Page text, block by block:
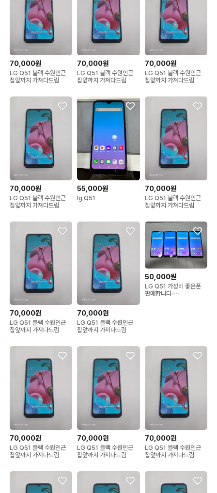
70,000원
LG Q51 블랙 수원인근
집앞까지 가져다드림
70,000원
LG Q51 블랙 수원인근
집앞까지 가져다드림
70,000원
LG Q51 블랙 수원인근
집앞까지 가져다드림
70,000원
LG Q51 블랙 수원인근
집앞까지 가져다드림
55,000원
lg Q51
70,000원
LG Q51 블랙 수원인근
집앞까지 가져다드림
70,000원
LG Q51 블랙 수원인근
집앞까지 가져다드림
70,000원
LG Q51 블랙 수원인근
집앞까지 가져다드림
50,000원
LG Q51 가성비 좋은폰
판매합니다~~
70,000원
LG Q51 블랙 수원인근
집앞까지 가져다드림
70,000원
LG Q51 블랙 수원인근
집앞까지 가져다드림
70,000원
LG Q51 블랙 수원인근
집앞까지 가져다드림